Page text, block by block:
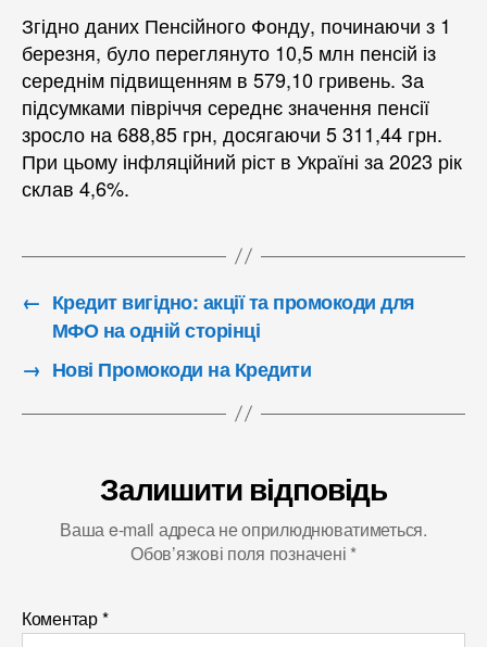
Згідно даних Пенсійного Фонду, починаючи з 1
березня, було переглянуто 10,5 млн пенсій із
середнім підвищенням в 579,10 гривень. За
підсумками півріччя середнє значення пенсії
зросло на 688,85 грн, досягаючи 5 311,44 грн.
При цьому інфляційний ріст в Україні за 2023 рік
склав 4,6%.
← Кредит вигідно: акції та промокоди для
МФО на одній сторінці
→ Нові Промокоди на Кредити
Залишити відповідь
Ваша e-mail адреса не оприлюднюватиметься.
Обов’язкові поля позначені *
Коментар*